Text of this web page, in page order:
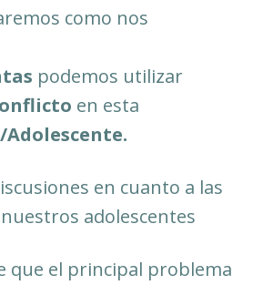
como nos
podemos utilizar
en esta
en cuanto a las
adolescentes
que el principal problema